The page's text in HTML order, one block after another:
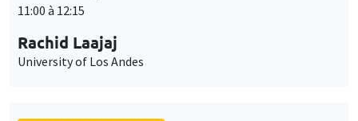
11:00 à 12:15
Rachid Laajaj
University of Los Andes